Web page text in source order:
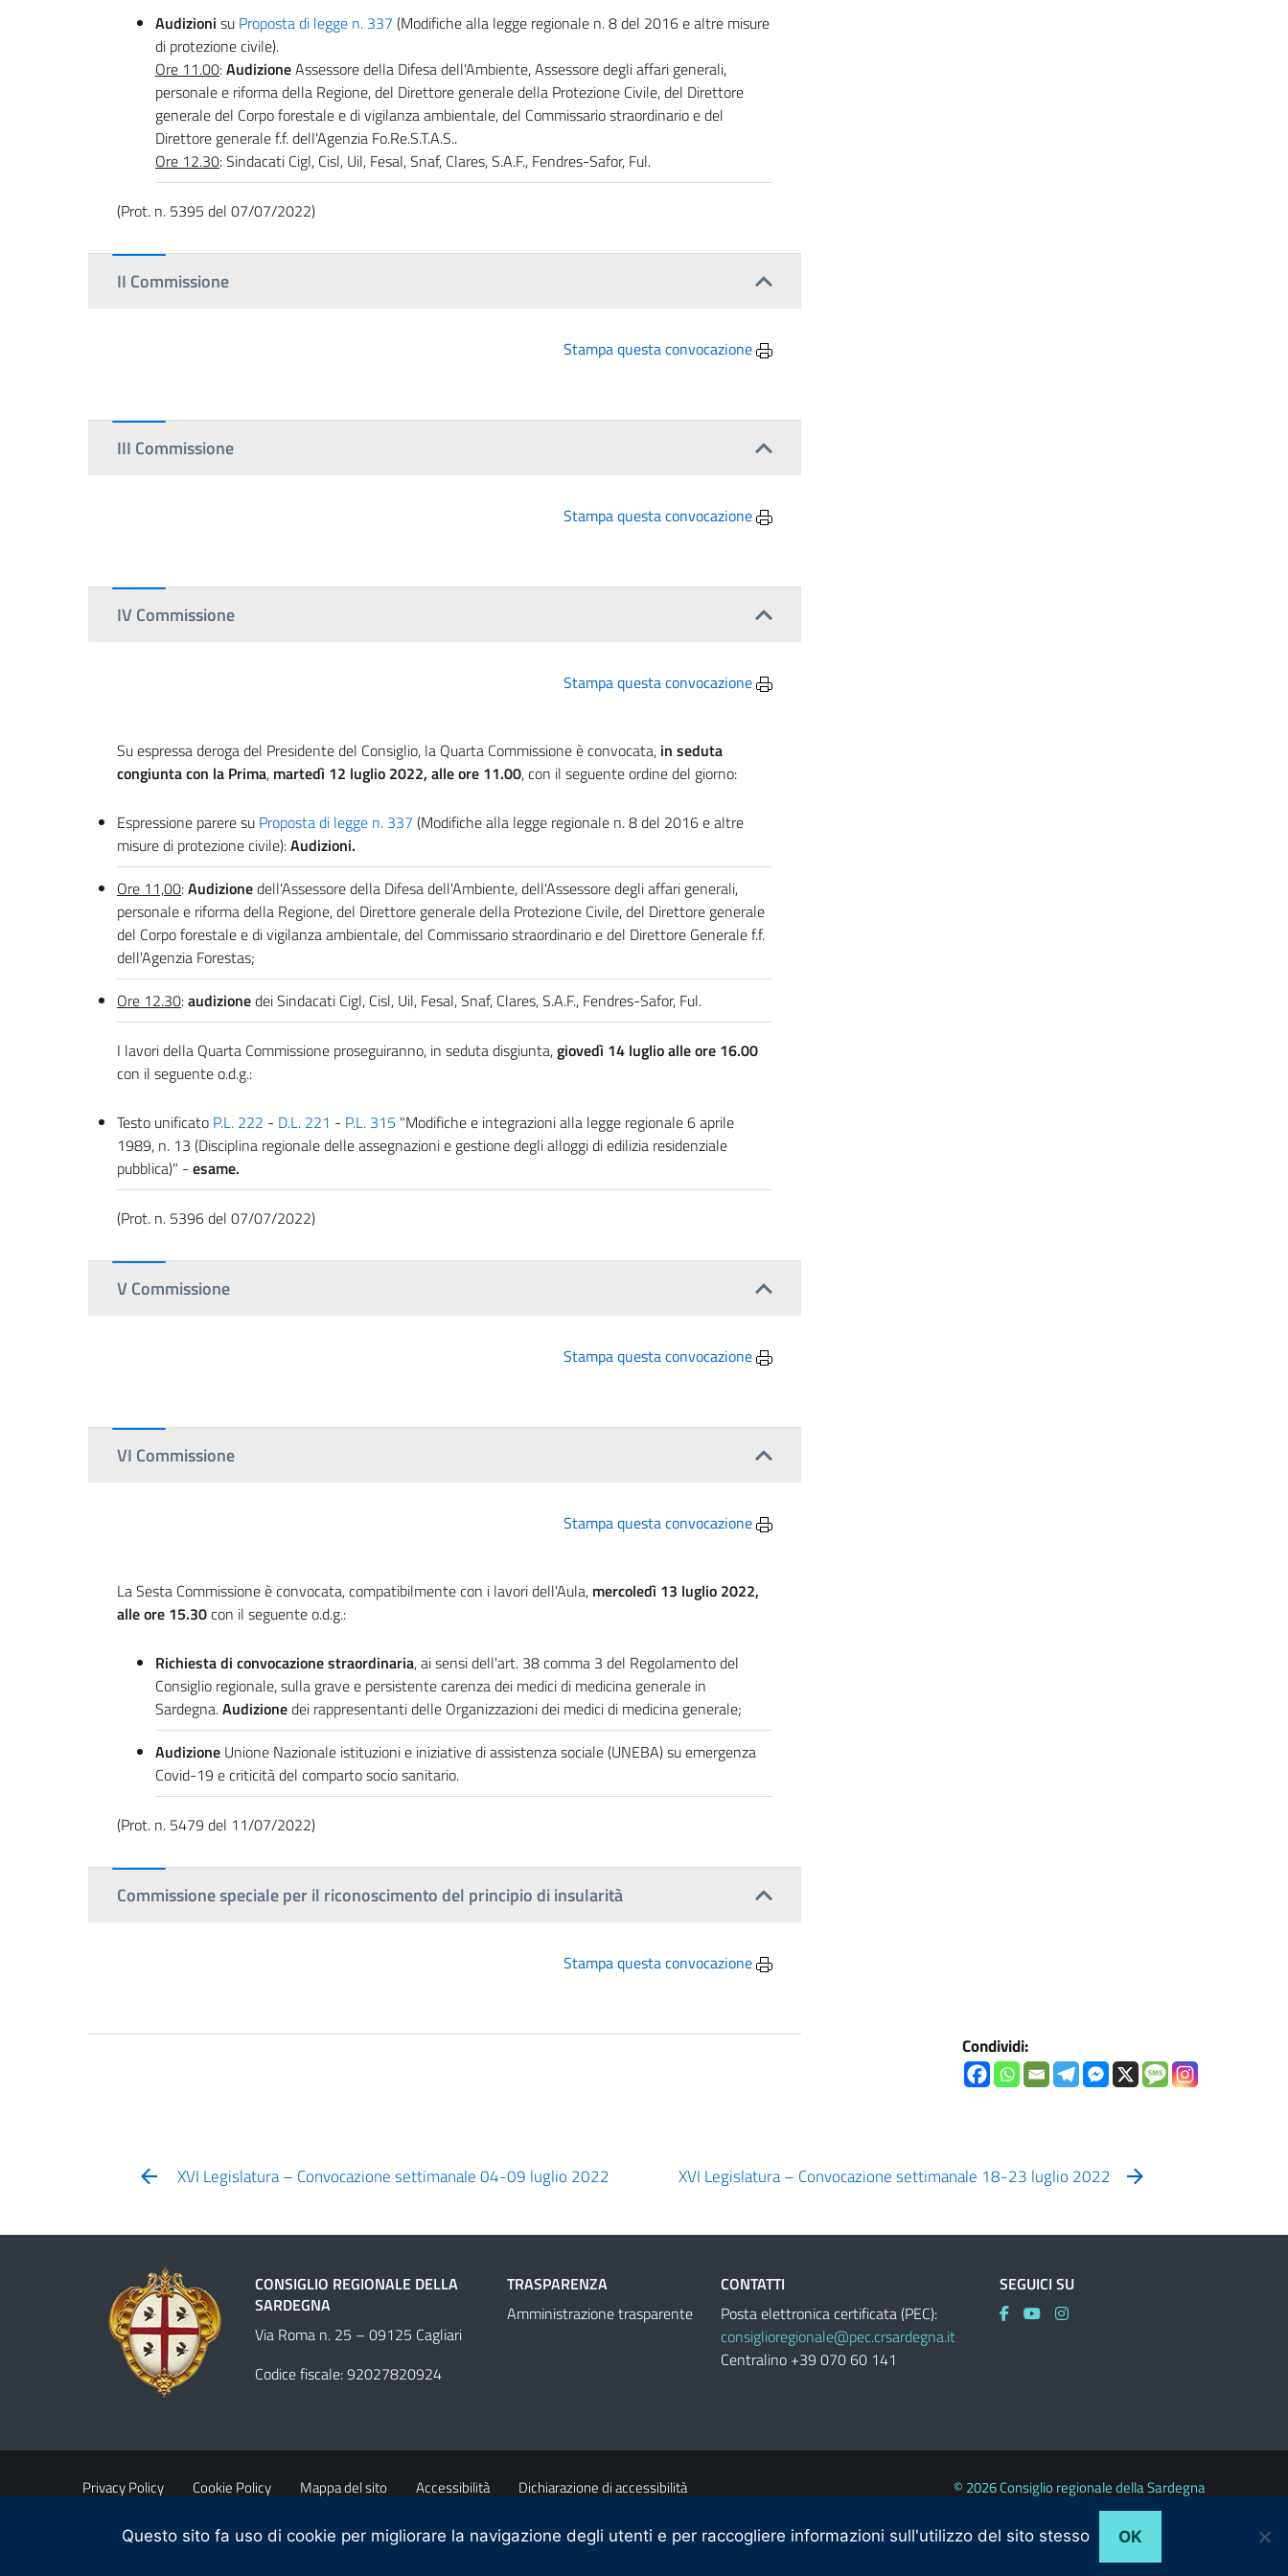
Audizioni su Proposta di legge n. 337 (Modifiche alla legge regionale n. 8 del 2016 e altre misure
di protezione civile).
Ore 11.00:AudizioneAssessore della Difesa dell'Ambiente, Assessore degli affari generali,
personale e riforma della Regione, del Direttore generale della Protezione Civile, del Direttore
generale del Corpo forestale e di vigilanza ambientale, del Commissario straordinario e del
Direttore generale f.f. dell'Agenzia Fo.Re.S.T.A.S..
Ore 12.30: Sindacati Cigl, Cisl, Uil, Fesal, Snaf, Clares, S.A.F., Fendres-Safor, Ful.
(Prot. n. 5395 del 07/07/2022)
II Commissione
Stampa questa convocazione
III Commissione
Stampa questa convocazione
IV Commissione
Stampa questa convocazione
Su espressa deroga del Presidente del Consiglio, la Quarta Commissione è convocata, in seduta
congiunta con la Prima, martedì 12 luglio 2022, alle ore 11.00, con il seguente ordine del giorno:
Espressione parere su Proposta di legge n. 337 (Modifiche alla legge regionale n. 8 del 2016 e altre
misure di protezione civile):Audizioni.
Ore 11,00:Audizionedell'Assessore della Difesa dell'Ambiente, dell'Assessore degli affari generali,
personale e riforma della Regione, del Direttore generale della Protezione Civile, del Direttore generale
del Corpo forestale e di vigilanza ambientale, del Commissario straordinario e del Direttore Generale f.f.
dell'Agenzia Forestas;
Ore 12.30:audizionedei Sindacati Cigl, Cisl, Uil, Fesal, Snaf, Clares, S.A.F., Fendres-Safor, Ful.
I lavori della Quarta Commissione proseguiranno, in seduta disgiunta,giovedì 14 luglio alle ore 16.00
con il seguente o.d.g.:
Testo unificato P.L. 222 - D.L. 221 - P.L. 315 "Modifiche e integrazioni alla legge regionale 6 aprile
1989, n. 13 (Disciplina regionale delle assegnazioni e gestione degli alloggi di edilizia residenziale
pubblica)" - esame.
(Prot. n. 5396 del 07/07/2022)
V Commissione
Stampa questa convocazione
VI Commissione
Stampa questa convocazione
La Sesta Commissione è convocata, compatibilmente con i lavori dell'Aula, mercoledì 13 luglio 2022,
alle ore 15.30con il seguente o.d.g.:
Richiesta di convocazione straordinaria, ai sensi dell'art. 38 comma 3 del Regolamento del
Consiglio regionale, sulla grave e persistente carenza dei medici di medicina generale in
Sardegna.Audizionedei rappresentanti delle Organizzazioni dei medici di medicina generale;
Audizione Unione Nazionale istituzioni e iniziative di assistenza sociale (UNEBA) su emergenza
Covid-19 e criticità del comparto socio sanitario.
(Prot. n. 5479 del 11/07/2022)
Commissione speciale per il riconoscimento del principio di insularità
Stampa questa convocazione
Condividi:
XVI Legislatura – Convocazione settimanale 04-09 luglio 2022 XVI Legislatura – Convocazione settimanale 18-23 luglio 2022
CONSIGLIO REGIONALE DELLA
SARDEGNA
Via Roma n. 25 – 09125 Cagliari
Codice fiscale: 92027820924
TRASPARENZA
Amministrazione trasparente
CONTATTI
Posta elettronica certificata (PEC):
consiglioregionale@pec.crsardegna.it
Centralino +39 070 60 141
SEGUICI SU
Privacy Policy Cookie Policy Mappa del sito Accessibilità Dichiarazione di accessibilità
Obiettivi di accessibilità Contatti
© 2026 Consiglio regionale della Sardegna
Questo sito fa uso di cookie per migliorare la navigazione degli utenti e per raccogliere informazioni sull'utilizzo del sito stesso OK